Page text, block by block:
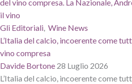
Gli Editoriali, Wine News
L’Italia del calcio, incoerente come
vino compresa
Davide Bortone 28 Luglio 2026
L’Italia del calcio, incoerente come